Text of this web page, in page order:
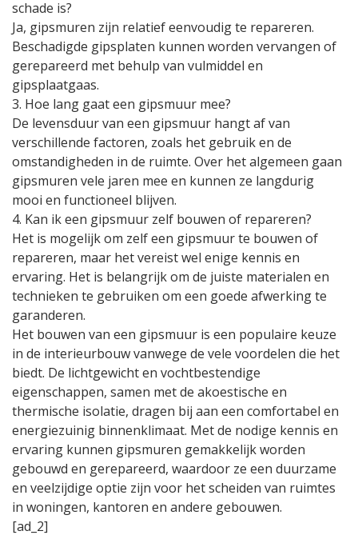
schade is?
Ja, gipsmuren zijn relatief eenvoudig te repareren.
Beschadigde gipsplaten kunnen worden vervangen of
gerepareerd met behulp van vulmiddel en
gipsplaatgaas.
3. Hoe lang gaat een gipsmuur mee?
De levensduur van een gipsmuur hangt af van
verschillende factoren, zoals het gebruik en de
omstandigheden in de ruimte. Over het algemeen gaan
gipsmuren vele jaren mee en kunnen ze langdurig
mooi en functioneel blijven.
4. Kan ik een gipsmuur zelf bouwen of repareren?
Het is mogelijk om zelf een gipsmuur te bouwen of
repareren, maar het vereist wel enige kennis en
ervaring. Het is belangrijk om de juiste materialen en
technieken te gebruiken om een goede afwerking te
garanderen.
Het bouwen van een gipsmuur is een populaire keuze
in de interieurbouw vanwege de vele voordelen die het
biedt. De lichtgewicht en vochtbestendige
eigenschappen, samen met de akoestische en
thermische isolatie, dragen bij aan een comfortabel en
energiezuinig binnenklimaat. Met de nodige kennis en
ervaring kunnen gipsmuren gemakkelijk worden
gebouwd en gerepareerd, waardoor ze een duurzame
en veelzijdige optie zijn voor het scheiden van ruimtes
in woningen, kantoren en andere gebouwen.
[ad_2]